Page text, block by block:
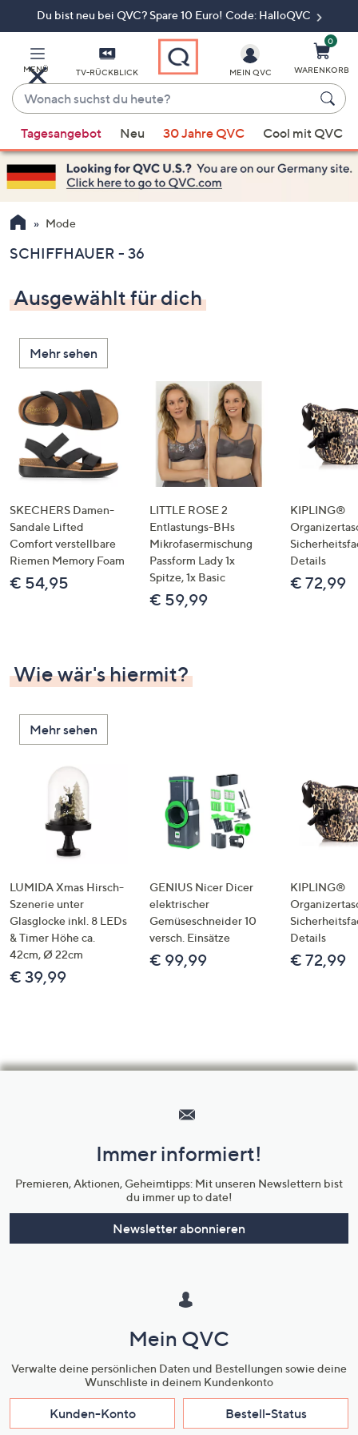
Du bist neu bei QVC? Spare 10 Euro! Code: HalloQVC
MENÜ TV-RÜCKBLICK
Wonach
suchst
du
heute?
Vorschläge
verfügbar
sind,
verwenden
Sie
Pfeiltasten
oben
und
nach
unten
oder
wischen
Sie
Touch-
Geräten
links
bzw.
rechts,
um
diese
MEIN QVC
0
WARENKORB
Tagesangebot Neu 30 Jahre QVC Cool mit QVC
Mode
SCHIFFHAUER - 36
Ausgewählt für dich
Mehr sehen
SKECHERS Damen-
Sandale Lifted
Comfort verstellbare
Riemen Memory Foam
€ 54,95
LITTLE ROSE 2
Entlastungs-BHs
Mikrofasermischung
Passform Lady 1x
Spitze, 1x Basic
€ 59,99
KIPLING®
Details
€ 72,99
Wie wär's hiermit?
Mehr sehen
LUMIDA Xmas Hirsch-
Szenerie unter
Glasglocke inkl. 8 LEDs
& Timer Höhe ca.
42cm, Ø 22cm
€ 39,99
GENIUS Nicer Dicer
elektrischer
Gemüseschneider 10
versch. Einsätze
€ 99,99
KIPLING®
Details
€ 72,99
Unternehmensinformationen
Immer informiert!
Premieren, Aktionen, Geheimtipps: Mit unseren Newslettern bist
du immer up to date!
Newsletter abonnieren
Mein QVC
Verwalte deine persönlichen Daten und Bestellungen sowie deine
Wunschliste in deinem Kundenkonto
Kunden-Konto Bestell-Status